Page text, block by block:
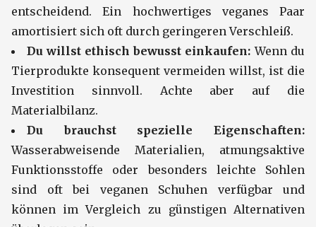
entscheidend. Ein hochwertiges veganes Paar
amortisiert sich oft durch geringeren Verschleiß.
Du willst ethisch bewusst einkaufen: Wenn du
Tierprodukte konsequent vermeiden willst, ist die
Investition sinnvoll. Achte aber auf die
Materialbilanz.
Du brauchst spezielle Eigenschaften:
Wasserabweisende Materialien, atmungsaktive
Funktionsstoffe oder besonders leichte Sohlen
sind oft bei veganen Schuhen verfügbar und
können im Vergleich zu günstigen Alternativen